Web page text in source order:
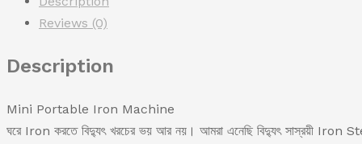
Reviews (0)
Description
Mini Portable Iron Machine
ঘরে Iron করতে বিদ্যুৎ খরচের ভয় আর নয়। আমরা এনেছি বিদ্যুৎ সাস্রয়ী Iron